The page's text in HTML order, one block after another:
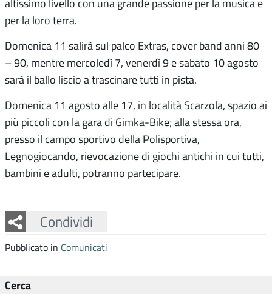
altissimo livello con una grande passione per la musica e
per la loro terra.
Domenica 11 salirà sul palco Extras, cover band anni 80
– 90, mentre mercoledì 7, venerdì 9 e sabato 10 agosto
sarà il ballo liscio a trascinare tutti in pista.
Domenica 11 agosto alle 17, in località Scarzola, spazio ai
più piccoli con la gara di Gimka-Bike; alla stessa ora,
presso il campo sportivo della Polisportiva,
Legnogiocando, rievocazione di giochi antichi in cui tutti,
bambini e adulti, potranno partecipare.
Condividi
Facebook
Twitter
Whatsapp
Pubblicato in Comunicati
Cerca